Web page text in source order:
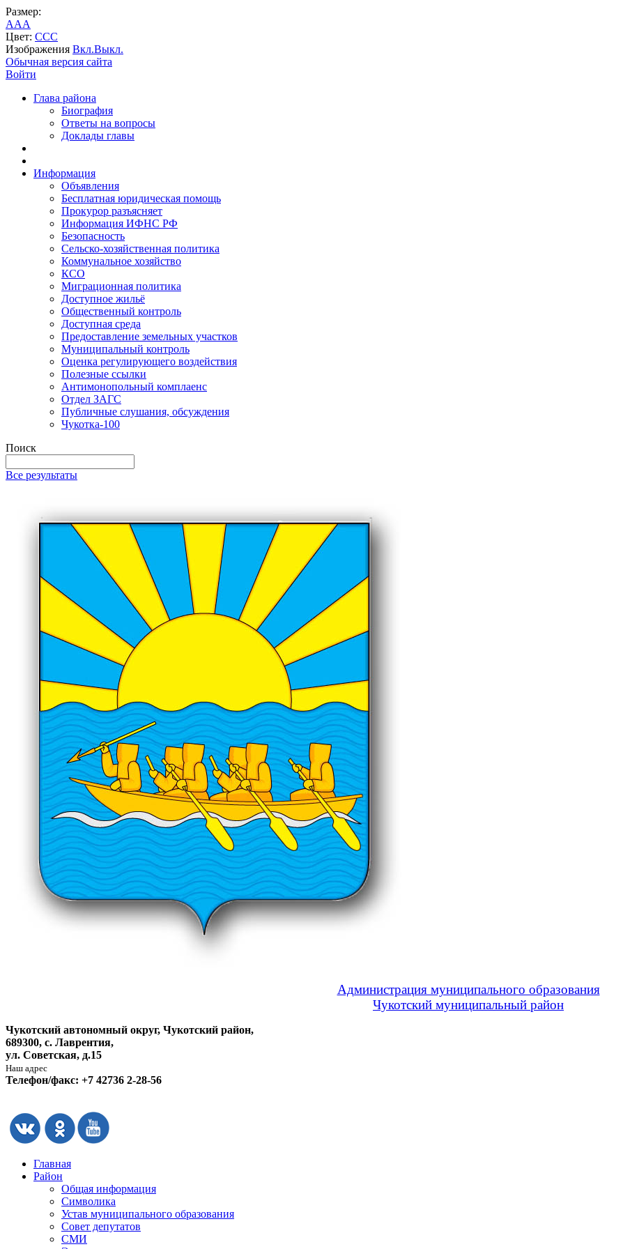
Размер:
AAA
Цвет: CCC
Изображения Вкл.Выкл.
Обычная версия сайта
Войти
Глава района
Биография
Ответы на вопросы
Доклады главы
Информация
Объявления
Бесплатная юридическая помощь
Прокурор разъясняет
Информация ИФНС РФ
Безопасность
Сельско-хозяйственная политика
Коммунальное хозяйство
КСО
Миграционная политика
Доступное жильё
Общественный контроль
Доступная среда
Предоставление земельных участков
Муниципальный контроль
Оценка регулирующего воздействия
Полезные ссылки
Антимонопольный комплаенс
Отдел ЗАГС
Публичные слушания, обсуждения
Чукотка-100
Поиск
Все результаты
Администрация муниципального образования
Чукотский муниципальный район
Чукотский автономный округ, Чукотский район,
689300, с. Лаврентия,
ул. Советская, д.15
Наш адрес
Телефон/факс: +7 42736 2-28-56
Главная
Район
Общая информация
Символика
Устав муниципального образования
Совет депутатов
СМИ